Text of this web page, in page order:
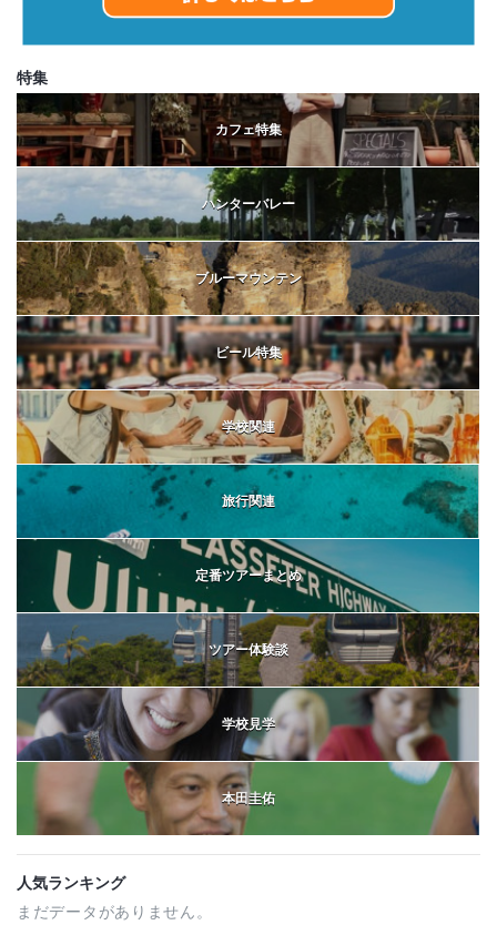
特集
カフェ特集
ハンターバレー
ブルーマウンテン
ビール特集
学校関連
旅行関連
定番ツアーまとめ
ツアー体験談
学校見学
本田圭佑
人気ランキング
まだデータがありません。